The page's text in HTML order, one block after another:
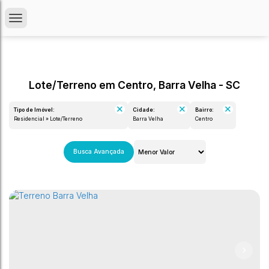
Lote/Terreno em Centro, Barra Velha - SC
Tipo de Imóvel:
Residencial » Lote/Terreno
Cidade:
Barra Velha
Bairro:
Centro
Busca Avançada